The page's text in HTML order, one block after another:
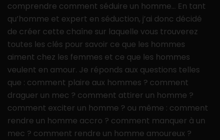
comprendre comment séduire un homme… En tant
qu’homme et expert en séduction, j’ai donc décidé
de créer cette chaîne sur laquelle vous trouverez
toutes les clés pour savoir ce que les hommes
aiment chez les femmes et ce que les hommes
veulent en amour. Je réponds aux questions telles
que : comment plaire aux hommes ? comment
draguer un mec ? comment attirer un homme ?
comment exciter un homme ? ou même : comment
rendre un homme accro ? comment manquer à un
mec ? comment rendre un homme amoureux ?